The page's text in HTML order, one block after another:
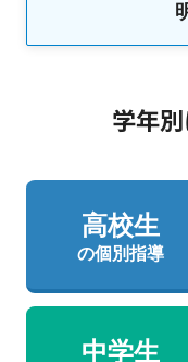
学年
高校生
の個別指導
中学生